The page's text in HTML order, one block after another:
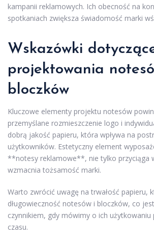
kampanii reklamowych. Ich obecność na
spotkaniach zwiększa świadomość marki
Wskazówki
projektowania
bloczków
Kluczowe elementy projektu notesów
przemyślane rozmieszczenie logo i
dobrą jakość papieru, która wpływa na
użytkowników. Estetyczny element
**notesy reklamowe**, nie tylko przyciąga
wzmacnia tożsamość marki.
Warto zwrócić uwagę na trwałość papieru,
długowieczność notesów i bloczków, co
czynnikiem, gdy mówimy o ich użytkowaniu
czasu.